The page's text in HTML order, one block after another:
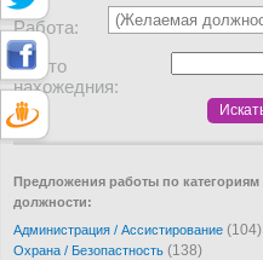
Работа:
Место
нахожедния:
Предложения работы по категориям
должности:
Администрация / Ассистирование (104)
Охрана / Безопастность (138)